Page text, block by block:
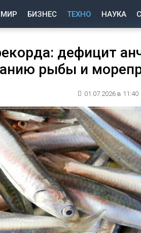
МИР БИЗНЕС ТЕХНО НАУКА
дефицит
рыбы и
01.07.2026 в 11:40